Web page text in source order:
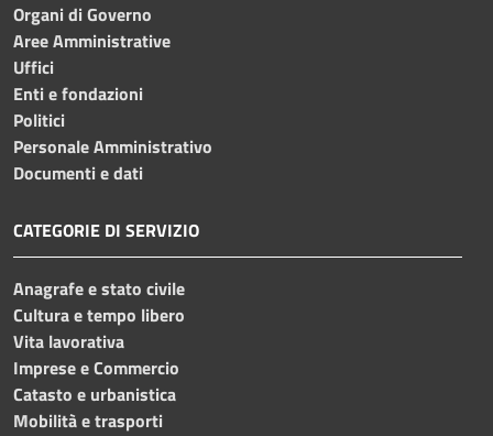
Organi di Governo
Aree Amministrative
Uffici
Enti e fondazioni
Politici
Personale Amministrativo
Documenti e dati
CATEGORIE DI SERVIZIO
Anagrafe e stato civile
Cultura e tempo libero
Vita lavorativa
Imprese e Commercio
Catasto e urbanistica
Mobilità e trasporti